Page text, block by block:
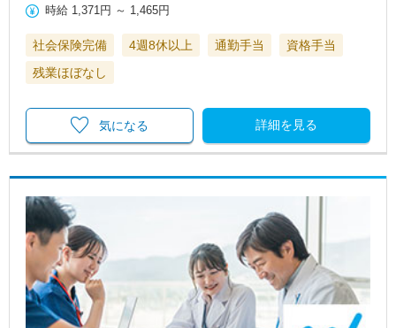
時給 1,371円 ～ 1,465円
社会保険完備 4週8休以上 通勤手当
資格手当
残業ほぼなし
詳細を見る
気になる